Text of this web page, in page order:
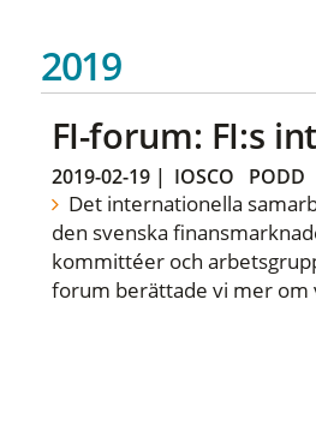
2019
FI-forum: FI:s
2019-02-19| IOSCO PODD
Det internationella
den svenska
kommittéer och
forum berättade vi mer